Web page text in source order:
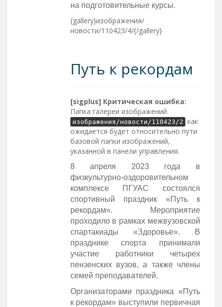
на подготовительные курсы.
{gallery}изображения/
новости/110423/4/{/gallery}
Путь к рекордам
[sigplus] Критическая ошибка:
Папка галереи изображений
изображения/новости/110423/2 как
ожидается будет относительно пути
базовой папки изображений,
указанной в панели управления.
8 апреля 2023 года в
физкультурно-оздоровительном
комплексе ПГУАС состоялся
спортивный праздник «Путь к
рекордам». Мероприятие
проходило в рамках межвузовской
спартакиады «Здоровье». В
празднике спорта принимали
участие работники четырех
пензенских вузов, а также члены
семей преподавателей.
Организаторами праздника «Путь
к рекордам» выступили первичная